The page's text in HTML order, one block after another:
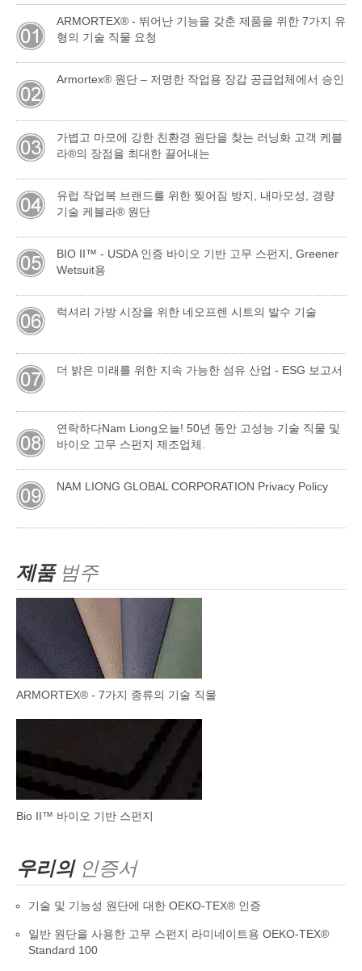
ARMORTEX® - 뛰어난 기능을 갖춘 제품을 위한 7가지 유
형의 기술 직물 요청
Armortex® 원단 – 저명한 작업용 장갑 공급업체에서 승인
가볍고 마모에 강한 친환경 원단을 찾는 러닝화 고객 케블
라®의 장점을 최대한 끌어내는
유럽 ​​작업복 브랜드를 위한 찢어짐 방지, 내마모성, 경량
기술 케블라® 원단
BIO II™ - USDA 인증 바이오 기반 고무 스펀지, Greener
Wetsuit용
럭셔리 가방 시장을 위한 네오프렌 시트의 발수 기술
더 밝은 미래를 위한 지속 가능한 섬유 산업 - ESG 보고서
연락하다Nam Liong오늘! 50년 동안 고성능 기술 직물 및
바이오 고무 스펀지 제조업체.
NAM LIONG GLOBAL CORPORATION Privacy Policy
제품범주
ARMORTEX® - 7가지 종류의 기술 직물
Bio II™ 바이오 기반 스펀지
우리의인증서
기술 및 기능성 원단에 대한 OEKO-TEX® 인증
일반 원단을 사용한 고무 스펀지 라미네이트용 OEKO-TEX®
Standard 100